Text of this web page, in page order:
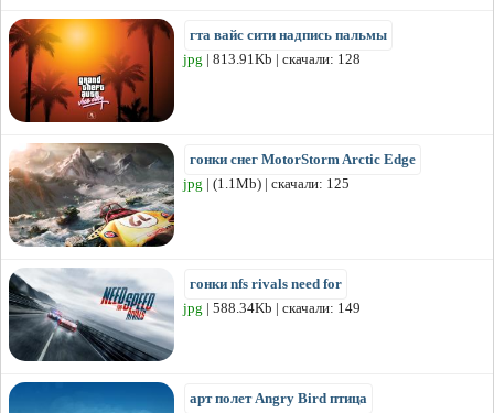
гта вайс сити надпись пальмы
jpg | 813.91Kb | скачали: 128
гонки снег MotorStorm Arctic Edge
jpg | (1.1Mb) | скачали: 125
гонки nfs rivals need for
jpg | 588.34Kb | скачали: 149
арт полет Angry Bird птица